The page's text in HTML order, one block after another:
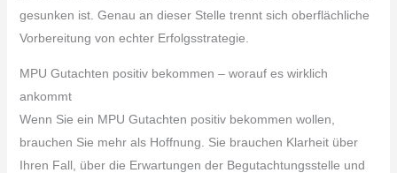
gesunken ist. Genau an dieser Stelle trennt sich oberflächliche
Vorbereitung von echter Erfolgsstrategie.
MPU Gutachten positiv bekommen – worauf es wirklich
ankommt
Wenn Sie ein MPU Gutachten positiv bekommen wollen,
brauchen Sie mehr als Hoffnung. Sie brauchen Klarheit über
Ihren Fall, über die Erwartungen der Begutachtungsstelle und